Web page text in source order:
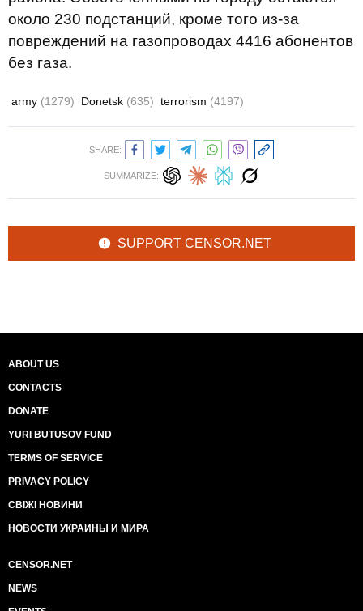
около 230 подстанций, кроме того из-за
повреждений на газопроводах 4416 абонентов
без газа.
army (1279) Donetsk (635) terrorism (4197)
SHARE:
SUMMARIZE:
SUPPORT CENSOR.NET
ABOUT US
CONTACTS
DONATE
YURI BUTUSOV FUND
TERMS OF SERVICE
PRIVACY POLICY
СВІЖІ НОВИНИ
НОВОСТИ УКРАИНЫ И МИРА
CENSOR.NET
NEWS